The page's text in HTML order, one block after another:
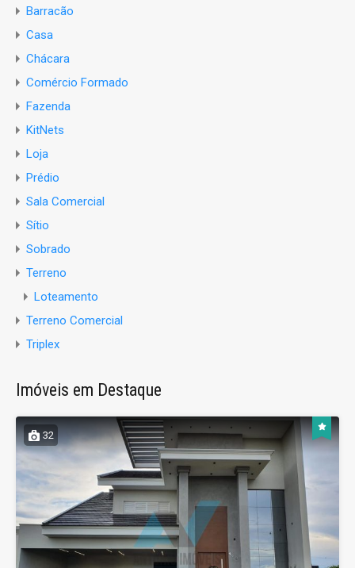
Barracão
Casa
Chácara
Comércio Formado
Fazenda
KitNets
Loja
Prédio
Sala Comercial
Sítio
Sobrado
Terreno
Loteamento
Terreno Comercial
Triplex
Imóveis em Destaque
32